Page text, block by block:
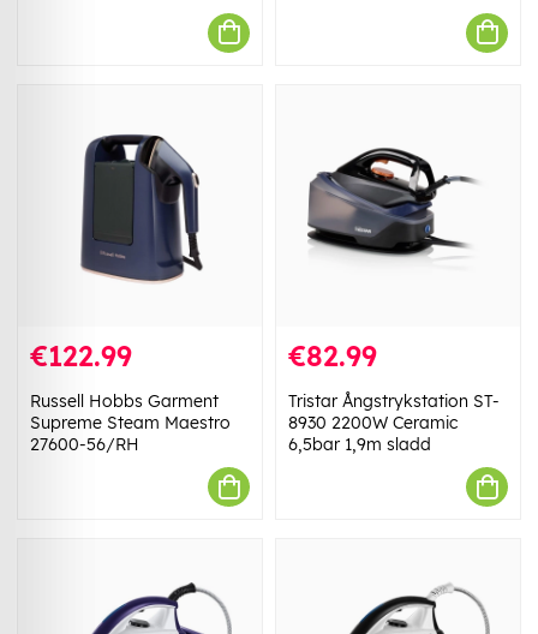
€122.99
Russell Hobbs Garment
Supreme Steam Maestro
27600-56/RH
€82.99
Tristar Ångstrykstation ST-
8930 2200W Ceramic
6,5bar 1,9m sladd